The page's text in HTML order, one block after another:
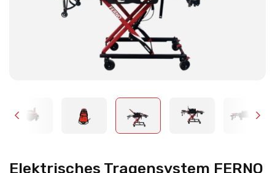
Elektrisches Tragensystem FERNO